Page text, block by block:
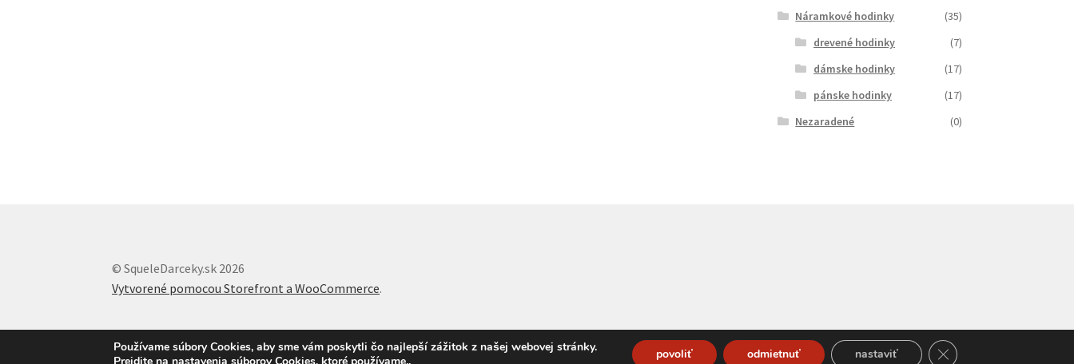
Náramkové hodinky
(35)
drevené hodinky
(7)
dámske hodinky
(17)
pánske hodinky
(17)
Nezaradené
(0)
© SqueleDarceky.sk 2026
Vytvorené pomocou Storefront a WooCommerce.
Používame súbory Cookies, aby sme vám poskytli čo najlepší zážitok z našej webovej stránky.
povoliť odmietnuť nastaviť Close GDPR Cookie